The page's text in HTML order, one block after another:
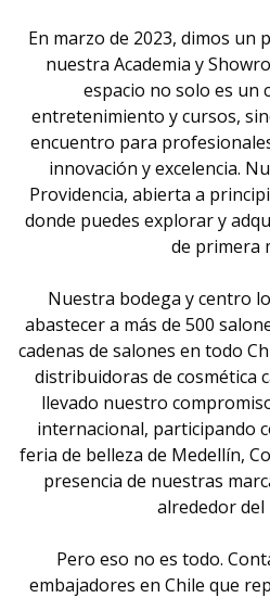
En marzo de 2023, dimos un
nuestra Academia y
espacio no solo es un
entretenimiento y cursos,
encuentro para
innovación y excelencia.
Providencia, abierta a
donde puedes explorar y
de primera
Nuestra bodega y centro
abastecer a más de 500
cadenas de salones en todo
distribuidoras de cosmética
llevado nuestro
internacional, participando
feria de belleza de Medellín,
presencia de nuestras
alrededor del
Pero eso no es todo.
embajadores en Chile que